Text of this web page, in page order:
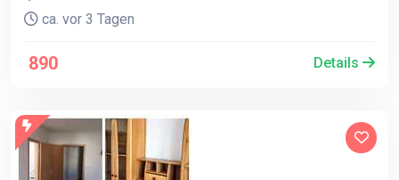
ca. vor 3 Tagen
890 Details